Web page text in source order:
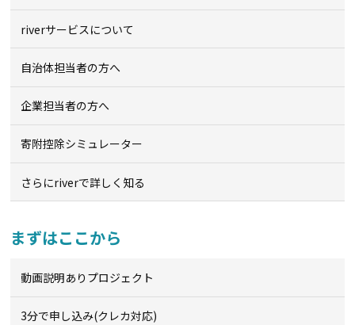
riverサービスについて
自治体担当者の方へ
企業担当者の方へ
寄附控除シミュレーター
さらにriverで詳しく知る
まずはここから
動画説明ありプロジェクト
3分で申し込み(クレカ対応)